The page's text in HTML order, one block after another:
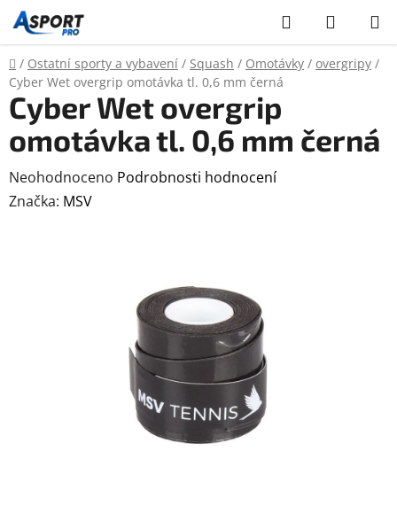
Přejít
na
obsah
Hledat
KOŠÍK
Domů
/ Ostatní sporty a vybavení / Squash / Omotávky / overgripy /
Cyber Wet overgrip omotávka tl. 0,6 mm černá
Cyber Wet overgrip
omotávka tl. 0,6 mm černá
Průměrné
hodnocení
Neohodnoceno Podrobnosti hodnocení
Značka: MSV